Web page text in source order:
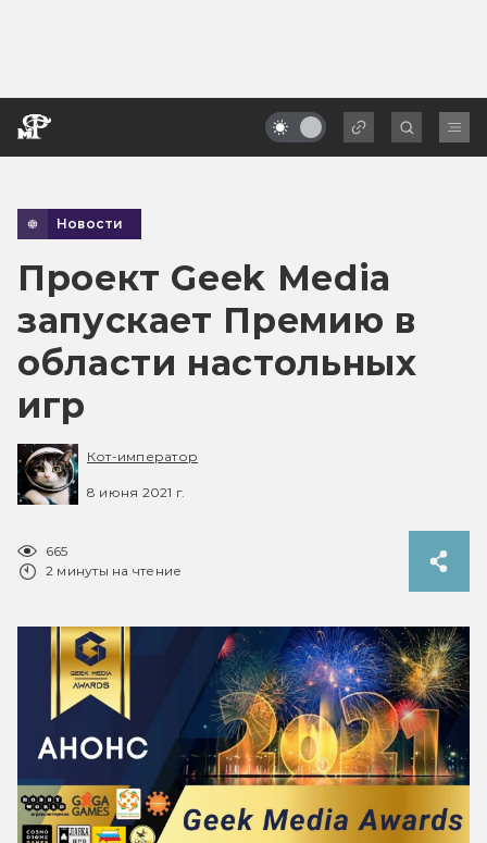
Новости
Проект Geek Media
запускает Премию в
области настольных
игр
Кот-император
8 июня 2021 г.
665
2 минуты на чтение